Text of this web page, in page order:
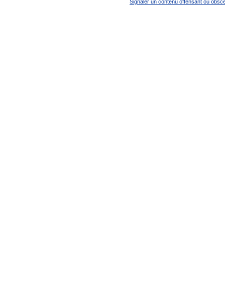
Signaler un contenu offensant ou